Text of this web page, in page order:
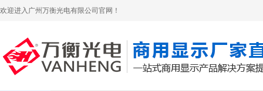
欢迎进入广州万衡光电有限公司官网！